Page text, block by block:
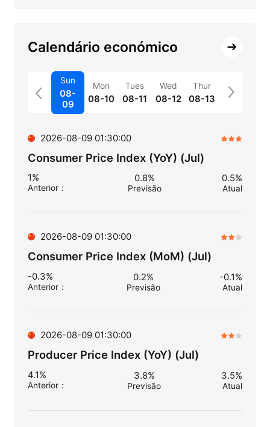
Calendário económico
Sun
08-
09
Mon
08-10
Tues
08-11
Wed
08-12
Thur
08-13
2026-08-09 01:30:00
Consumer Price Index (YoY) (Jul)
1%
Anterior：
0.8%
Previsão
0.5%
Atual
2026-08-09 01:30:00
Consumer Price Index (MoM) (Jul)
-0.3%
Anterior：
0.2%
Previsão
-0.1%
Atual
2026-08-09 01:30:00
Producer Price Index (YoY) (Jul)
4.1%
Anterior：
3.8%
Previsão
3.5%
Atual